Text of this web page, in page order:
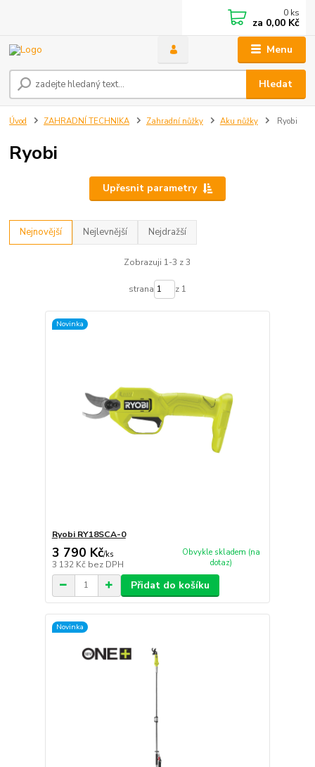
Menu
Hledat
0 ks
za 0,00 Kč
Úvod ZAHRADNÍ TECHNIKA Zahradní nůžky Aku nůžky Ryobi
Ryobi
Upřesnit parametry
Nejnovější Nejlevnější Nejdražší
Zobrazuji 1-3 z 3
strana z 1
Novinka
Ryobi RY18SCA-0
3 790 Kč/ks
3 132 Kč bez DPH
Obvykle skladem (na
dotaz)
Přidat do košíku
Novinka